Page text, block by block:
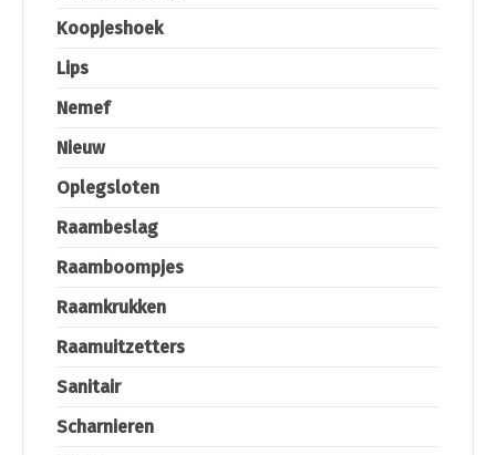
Koopjeshoek
Lips
Nemef
Nieuw
Oplegsloten
Raambeslag
Raamboompjes
Raamkrukken
Raamuitzetters
Sanitair
Scharnieren